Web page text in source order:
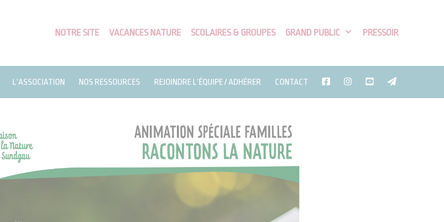
NOTRE SITE VACANCES NATURE SCOLAIRES & GROUPES GRAND PUBLIC PRESSOIR
L’ASSOCIATION NOS RESSOURCES REJOINDRE L’ÉQUIPE / ADHÉRER CONTACT